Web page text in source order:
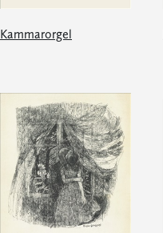
Kammarorgel